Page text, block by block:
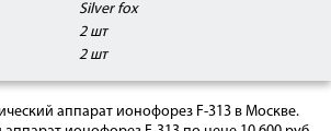
Silver fox
2 шт
2 шт
аппарат ионофорез F-313 в Москве.